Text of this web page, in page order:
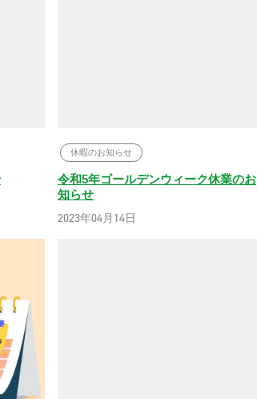
休暇のお知らせ
令和5年ゴールデンウィーク休業のお
知らせ
2023年04月14日